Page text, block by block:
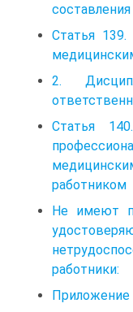
Статья
2.
Статья
работником
Не имеют
работники:
Приложение